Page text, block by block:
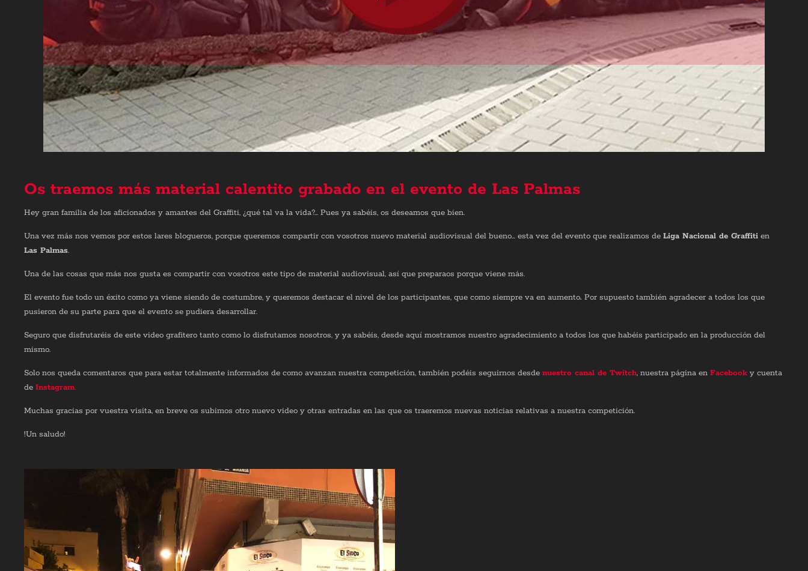
Os traemos más material calentito grabado en el evento de Las Palmas
Hey gran familia de los aficionados y amantes del Graffiti, ¿qué tal va la vida?... Pues ya sabéis, os deseamos que bien.
Una vez más nos vemos por estos lares blogueros, porque queremos compartir con vosotros nuevo material audiovisual del bueno... esta vez del evento que realizamos de Liga Nacional de Graffiti en
Las Palmas.
Una de las cosas que más nos gusta es compartir con vosotros este tipo de material audiovisual, así que preparaos porque viene más.
El evento fue todo un éxito como ya viene siendo de costumbre, y queremos destacar el nivel de los participantes, que como siempre va en aumento. Por supuesto también agradecer a todos los que
pusieron de su parte para que el evento se pudiera desarrollar.
Seguro que disfrutaréis de este video grafitero tanto como lo disfrutamos nosotros, y ya sabéis, desde aquí mostramos nuestro agradecimiento a todos los que habéis participado en la producción del
mismo.
Solo nos queda comentaros que para estar totalmente informados de como avanzan nuestra competición, también podéis seguirnos desde nuestro canal de Twitch, nuestra página en Facebook y cuenta
de Instagram.
Muchas gracias por vuestra visita, en breve os subimos otro nuevo video y otras entradas en las que os traeremos nuevas noticias relativas a nuestra competición.
!Un saludo!